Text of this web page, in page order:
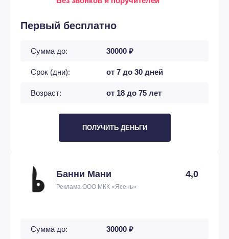
Первый бесплатно
Сумма до: 30000 ₽
Срок (дни): от 7 до 30 дней
Возраст: от 18 до 75 лет
ПОЛУЧИТЬ ДЕНЬГИ
Банни Мани 4,0
Реклама ООО МКК «Ясень»
Сумма до: 30000 ₽